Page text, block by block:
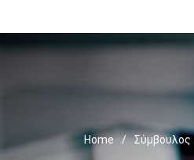
Home / Σύμβουλος